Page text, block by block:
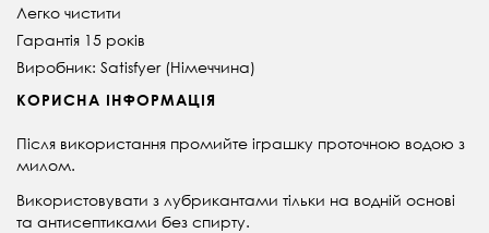
Легко чистити
Гарантія 15 років
Виробник: Satisfyer (Німеччина)
КОРИСНА ІНФОРМАЦІЯ
Після використання промийте іграшку проточною водою з
милом.
Використовувати з лубрикантами тільки на водній основі
та антисептиками без спирту.